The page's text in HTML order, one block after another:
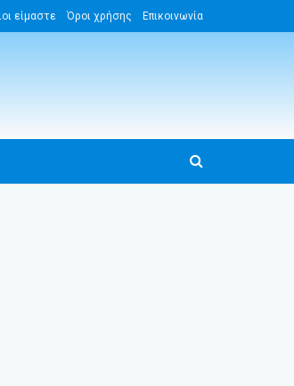
είμαστε Όροι χρήσης Επικοινωνία